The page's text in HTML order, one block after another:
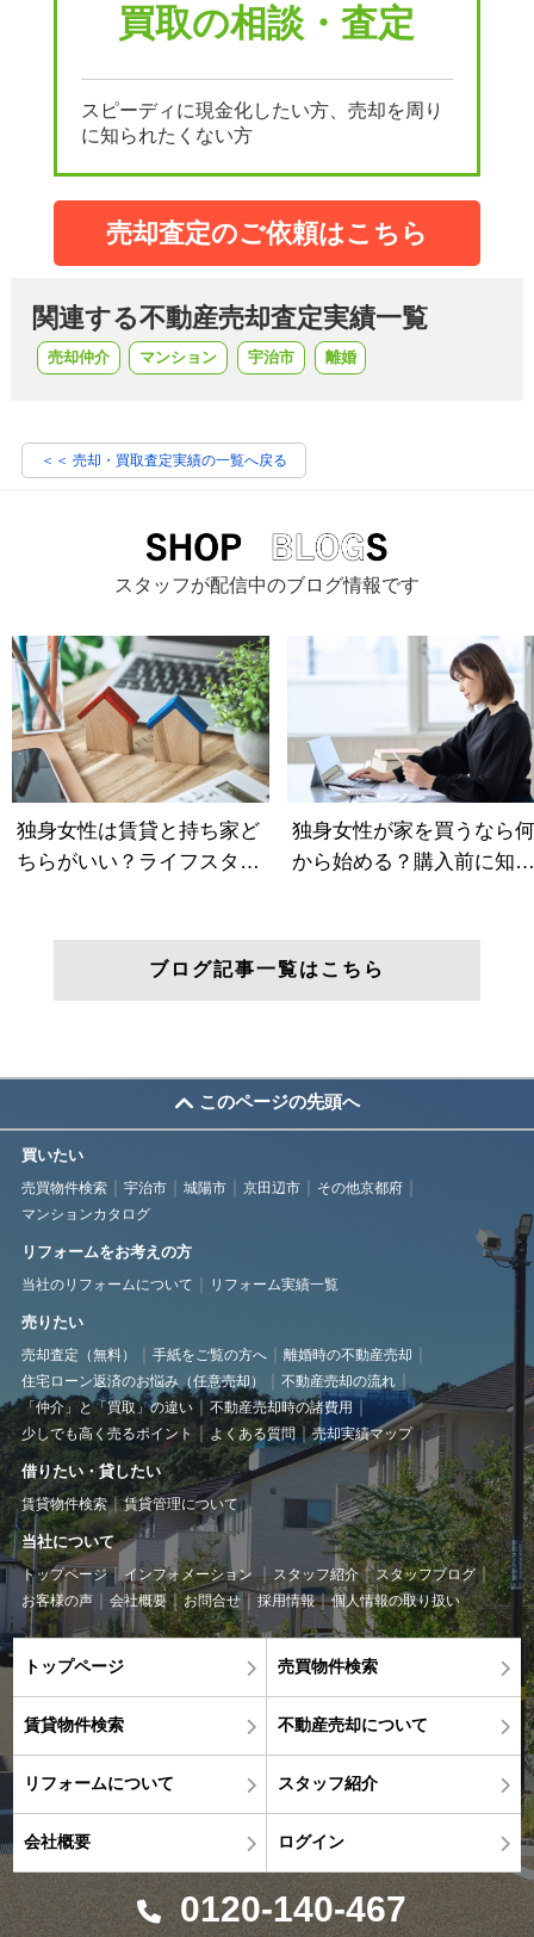
買取の相談・査定
スピーディに現金化したい方、売却を周り
に知られたくない方
売却査定のご依頼はこちら
関連する不動産売却査定実績一覧
売却仲介 マンション 宇治市 離婚
＜＜ 売却・買取査定実績の一覧へ戻る
スタッフが配信中のブログ情報です
ブログ記事一覧はこちら
このページの先頭へ
買いたい
売買物件検索 宇治市 城陽市 京田辺市
その他京都府
マンションカタログ
リフォームをお考えの方
当社のリフォームについて リフォーム実績一覧
売りたい
売却査定（無料） 手紙をご覧の方へ
離婚時の不動産売却
住宅ローン返済のお悩み（任意売却）
不動産売却の流れ
「仲介」と「買取」の違い
不動産売却時の諸費用
少しでも高く売るポイント
よくある質問 売却実績マップ
借りたい・貸したい
賃貸物件検索 賃貸管理について
当社について
トップページ インフォメーション スタッフ紹介
スタッフブログ
お客様の声
会社概要 お問合せ 採用情報 個人情報の取り扱い
トップページ 売買物件検索
賃貸物件検索 不動産売却について
リフォームについて スタッフ紹介
会社概要 ログイン
0120-140-467